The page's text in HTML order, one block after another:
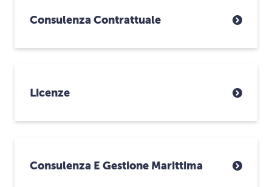
Consulenza Contrattuale
Licenze
Consulenza E Gestione Marittima